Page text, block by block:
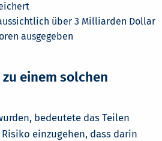
über 3 Milliarden Dollar
ausgegeben
einem solchen
bedeutete das Teilen
einzugehen, dass darin